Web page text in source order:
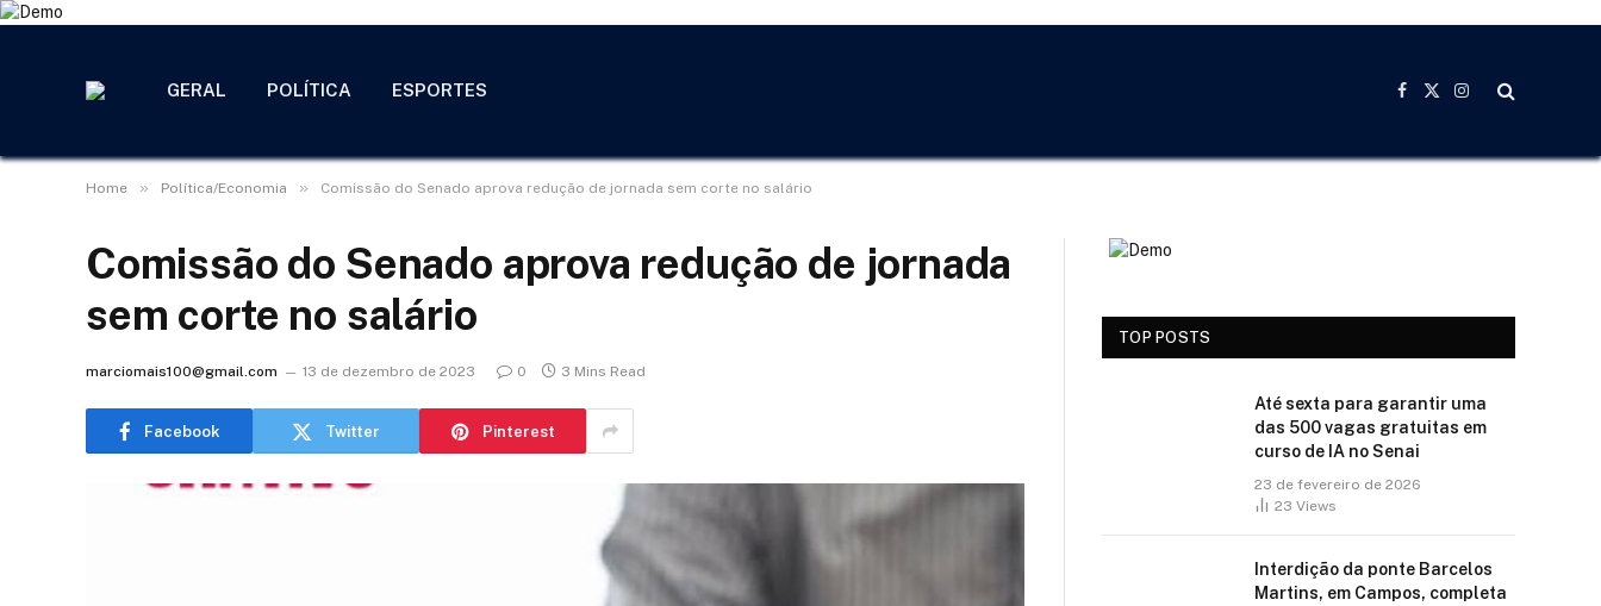
GERAL POLÍTICA ESPORTES
Facebook
X
Instagram
Home » Política/Economia » Comissão do Senado aprova redução de jornada sem corte no salário
Comissão do Senado aprova redução de jornada
sem corte no salário
marciomais100@gmail.com 13 de dezembro de 2023 0 3 Mins Read
Facebook Twitter Pinterest
TOP POSTS
Até sexta para garantir uma
das 500 vagas gratuitas em
curso de IA no Senai
23 de fevereiro de 2026
23 Views
Interdição da ponte Barcelos
Martins, em Campos, completa